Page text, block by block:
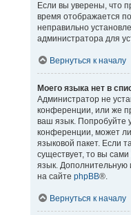
Если вы уверены, что
время отображается
неправильно
администратора для
Вернуться к началу
Моего языка нет в
Администратор не
конференции, или же
ваш язык. Попробуйте
конференции, может
языковой пакет. Если
существует, то вы
язык.
на сайте phpBB®.
Вернуться к началу